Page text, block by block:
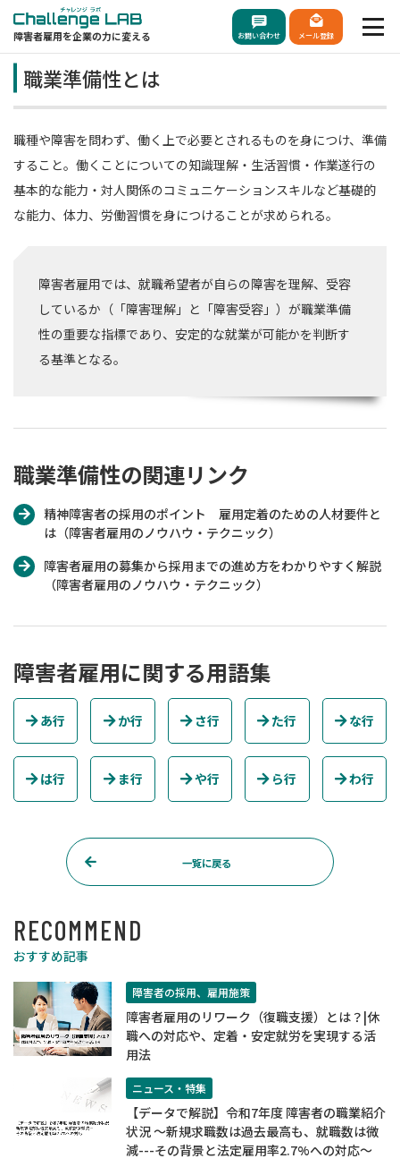
障害者雇用を企業の力に変える お問い合わせ メール登録
職業準備性とは
職種や障害を問わず、働く上で必要とされるものを身につけ、準備
すること。働くことについての知識理解・生活習慣・作業遂行の
基本的な能力・対人関係のコミュニケーションスキルなど基礎的
な能力、体力、労働習慣を身につけることが求められる。
障害者雇用では、就職希望者が自らの障害を理解、受容
しているか（「障害理解」と「障害受容」）が職業準備
性の重要な指標であり、安定的な就業が可能かを判断す
る基準となる。
職業準備性の関連リンク
精神障害者の採用のポイント 雇用定着のための人材要件と
は（障害者雇用のノウハウ・テクニック）
障害者雇用の募集から採用までの進め方をわかりやすく解説
（障害者雇用のノウハウ・テクニック）
障害者雇用に関する用語集
あ行 か行 さ行 た行 な行
は行 ま行 や行 ら行 わ行
一覧に戻る
RECOMMEND
おすすめ記事
障害者の採用、雇用施策
障害者雇用のリワーク（復職支援）とは？|休
職への対応や、定着・安定就労を実現する活
用法
ニュース・特集
【データで解説】令和7年度 障害者の職業紹介
状況 ～新規求職数は過去最高も、就職数は微
減---その背景と法定雇用率2.7%への対応～